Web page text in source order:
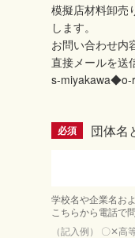
模擬店材料卸売
します。
お問い合わせ内
直接メールを送
s-miyakawa◆o-
必須 団体名
学校名や企業名お
こちらから電話で
（記入例） 〇✕